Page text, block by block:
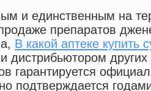
и единственным на
препаратов
, В какой аптеке купить
и дистрибьютором
гарантируется
подтверждается